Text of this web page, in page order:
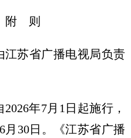
附 则
苏省广播电视局负责
年7月1日起施行，
月30日。《江苏省广播